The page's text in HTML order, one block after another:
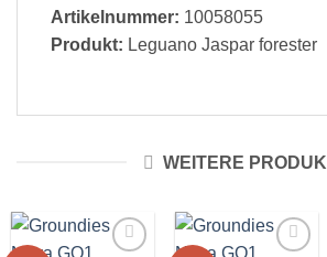
Artikelnummer: 10058055
Produkt: Leguano Jaspar forester
WEITERE